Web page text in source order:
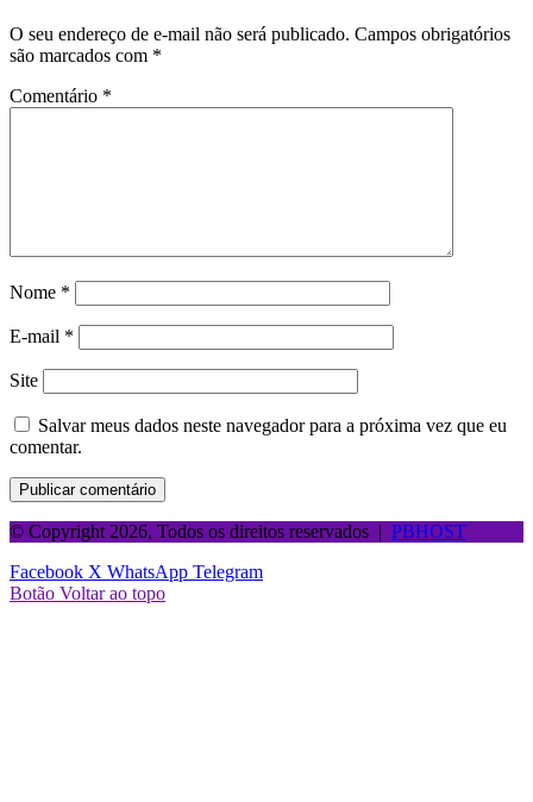
O seu endereço de e-mail não será publicado. Campos obrigatórios
são marcados com *
Comentário *
Nome *
E-mail *
Site
Salvar meus dados neste navegador para a próxima vez que eu
comentar.
© Copyright 2026, Todos os direitos reservados | PBHOST
Facebook X WhatsApp Telegram
Botão Voltar ao topo